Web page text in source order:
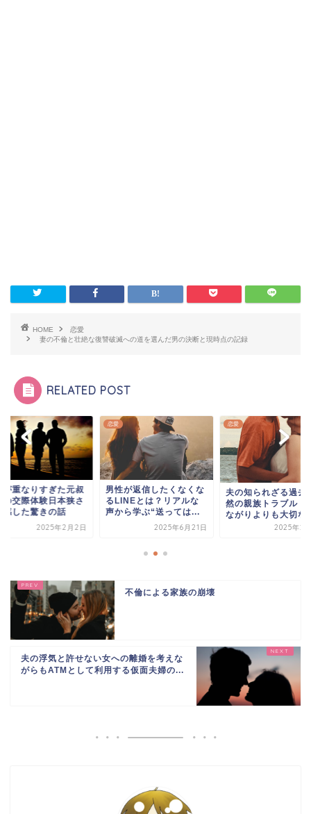
HOME
恋愛
妻の不倫と壮絶な復讐破滅への道を選んだ男の決断と現時点の記録
RELATED POST
が重なりすぎた元叔
の交際体験日本狭さ
感した驚きの話
2025年2月2日
恋愛
男性が返信したくなくな
るLINEとは？リアルな
声から学ぶ“送っては...
2025年6月21日
恋愛
夫の知られざる過去
然の親族トラブル 血
ながりよりも大切な
2025年2
不倫による家族の崩壊
夫の浮気と許せない女への離婚を考えな
がらもATMとして利用する仮面夫婦の...